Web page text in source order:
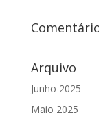
Arquivo
Junho 2025
Maio 2025